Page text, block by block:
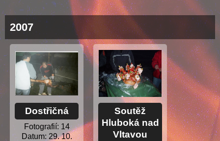
2007
Dostřičná
Fotografií: 14
Datum:29. 10.
Soutěž
Hluboká nad
Vltavou